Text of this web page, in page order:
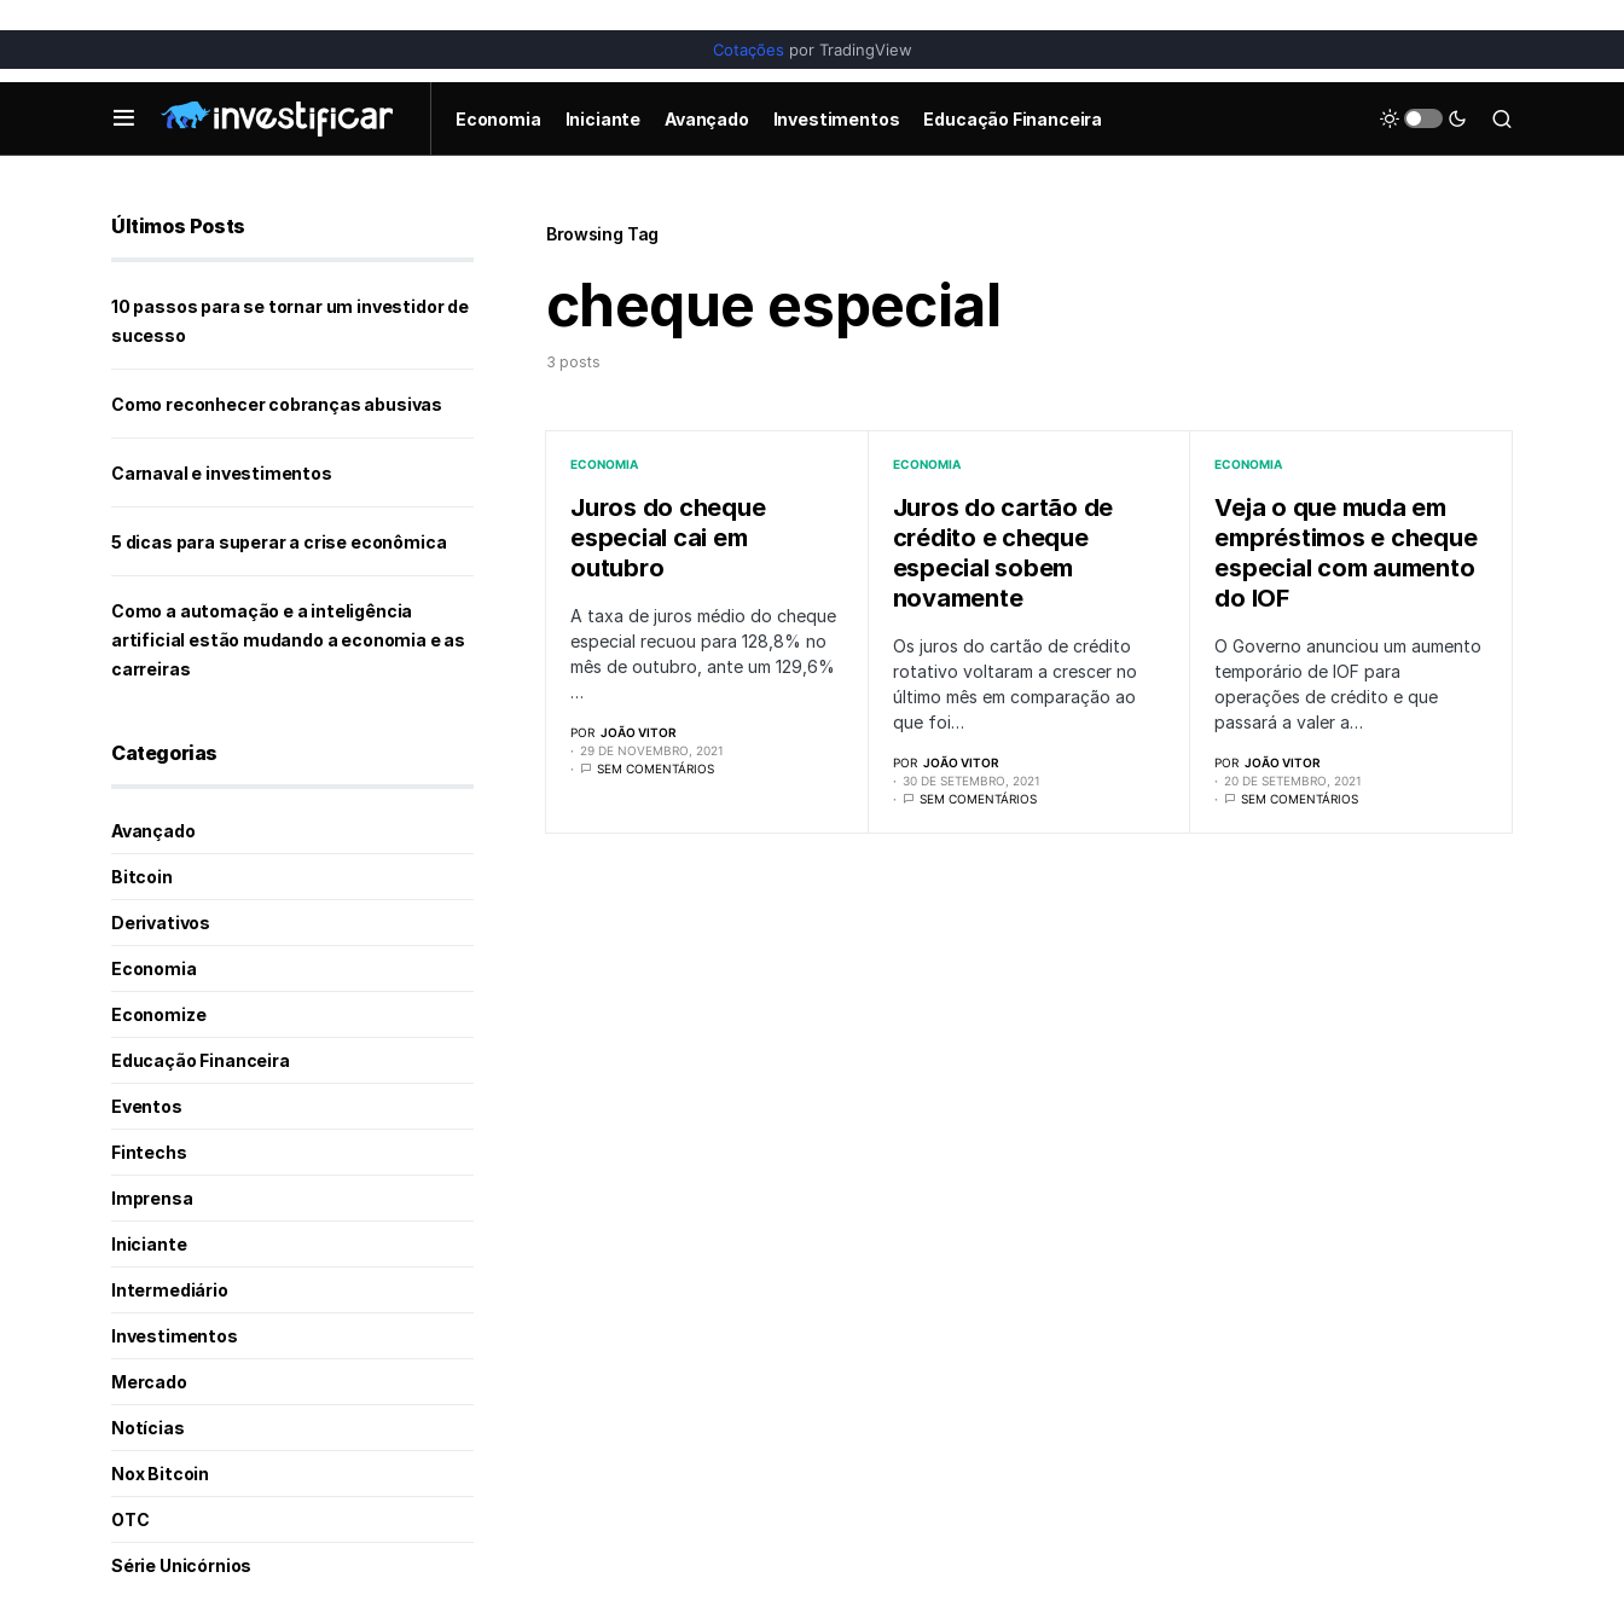
Cotações por TradingView
Economia Iniciante Avançado Investimentos Educação Financeira
Browsing Tag
cheque especial
3 posts
ECONOMIA
Juros do cheque
especial cai em
outubro
A taxa de juros médio do cheque
especial recuou para 128,8% no
mês de outubro, ante um 129,6%
…
POR JOÃO VITOR
29 DE NOVEMBRO, 2021
SEM COMENTÁRIOS
ECONOMIA
Juros do cartão de
crédito e cheque
especial sobem
novamente
Os juros do cartão de crédito
rotativo voltaram a crescer no
último mês em comparação ao
que foi…
POR JOÃO VITOR
30 DE SETEMBRO, 2021
SEM COMENTÁRIOS
ECONOMIA
Veja o que muda em
empréstimos e cheque
especial com aumento
do IOF
O Governo anunciou um aumento
temporário de IOF para
operações de crédito e que
passará a valer a…
POR JOÃO VITOR
20 DE SETEMBRO, 2021
SEM COMENTÁRIOS
Últimos Posts
10 passos para se tornar um investidor de
sucesso
Como reconhecer cobranças abusivas
Carnaval e investimentos
5 dicas para superar a crise econômica
Como a automação e a inteligência
artificial estão mudando a economia e as
carreiras
Categorias
Avançado
Bitcoin
Derivativos
Economia
Economize
Educação Financeira
Eventos
Fintechs
Imprensa
Iniciante
Intermediário
Investimentos
Mercado
Notícias
Nox Bitcoin
OTC
Série Unicórnios